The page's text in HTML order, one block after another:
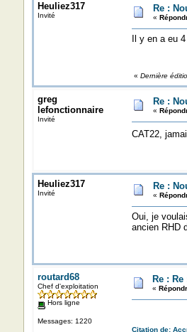
Heuliez317
Invité
Re :
«
Il y en a eu
« Dernière
greg
lefonctionnaire
Invité
Re :
«
CAT22,
Heuliez317
Invité
Re :
«
Oui, je
ancien RHD
routard68
Chef d'exploitation
Hors ligne
Messages: 1220
Re :
«
Citation de: